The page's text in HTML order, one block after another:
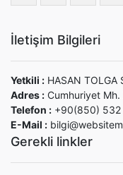
İletişim Bilgileri
Yetkili : HASAN TOLGA
Adres : Cumhuriyet
Telefon : +90(850)
E-Mail :
Gerekli linkler